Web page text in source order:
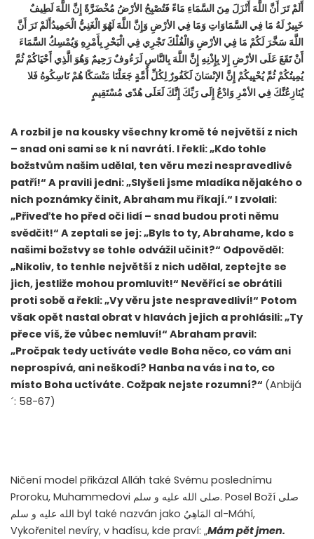
أَلَمْ تَرَ أَنَّ اللَّهَ أَنْزَلَ مِنَ السَّمَاءِ مَاءً فَتُصْبِحُ الأرْضُ مُخْضَرَّةً إِنَّ اللَّهَ لَطِيفٌ
خَبِيرٌ لَهُ مَا فِي السَّمَاوَاتِ وَمَا فِي الأرْضِ وَإِنَّ اللَّهَ لَهُوَ الْغَنِيُّ الْحَمِيدُأَلَمْ تَرَ أَنَّ
اللَّهَ سَخَّرَ لَكُمْ مَا فِي الأرْضِ وَالْفُلْكَ تَجْرِي فِي الْبَحْرِ بِأَمْرِهِ وَيُمْسِكُ السَّمَاءَ
أَنْ تَقَعَ عَلَى الأرْضِ إِلا بِإِذْنِهِ إِنَّ اللَّهَ بِالنَّاسِ لَرَءُوفٌ رَحِيمٌ وَهُوَ الَّذِي أَحْيَاكُمْ ثُمَّ
يُمِيتُكُمْ ثُمَّ يُحْيِيكُمْ إِنَّ الإنْسَانَ لَكَفُورٌ لِكُلِّ أُمَّةٍ جَعَلْنَا مَنْسَكًا هُمْ نَاسِكُوهُ فَلا
يُنَازِعُنَّكَ فِي الأمْرِ وَادْعُ إِلَى رَبِّكَ إِنَّكَ لَعَلَى هُدًى مُسْتَقِيمٍ
A rozbil je na kousky všechny kromě té největší z nich
– snad oni sami se k ní navrátí. I řekli: „Kdo tohle
božstvům našim udělal, ten věru mezi nespravedlivé
patří!“ A pravili jedni: „Slyšeli jsme mladíka nějakého o
nich poznámky činit, Abraham mu říkají.“ I zvolali:
„Přiveďte ho před oči lidí – snad budou proti němu
svědčit!“ A zeptali se jej: „Byls to ty, Abrahame, kdo s
našimi božstvy se tohle odvážil učinit?“ Odpověděl:
„Nikoliv, to tenhle největší z nich udělal, zeptejte se
jich, jestliže mohou promluvit!“ Nevěřící se obrátili
proti sobě a řekli: „Vy věru jste nespravedliví!“ Potom
však opět nastal obrat v hlavách jejich a prohlásili: „Ty
přece víš, že vůbec nemluví!“ Abraham pravil:
„Pročpak tedy uctíváte vedle Boha něco, co vám ani
neprospívá, ani neškodí? Hanba na vás i na to, co
místo Boha uctíváte. Cožpak nejste rozumní?“ (Anbijá
´: 58-67)
Ničení model přikázal Alláh také Svému poslednímu
Proroku, Muhammedovi صلى الله عليه و سلم. Posel Boží صلى
الله عليه و سلم byl také nazván jako المَاهِيُ al-Máhí,
Vykořenitel nevíry, v hadísu, kde praví: „Mám pět jmen.